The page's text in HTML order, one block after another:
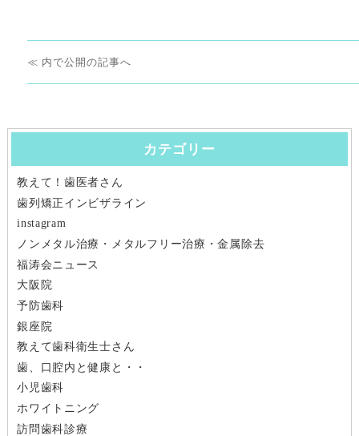
投
稿
ナ
ゲ
ー
シ
ョ
ン
内で公開
カテゴリー
教えて！歯医者さん
歯列矯正インビザライン
instagram
ノンメタル治療・メタルフリー治療・金属除去
福涛会ニュース
大阪院
予防歯科
銀座院
教えて歯科衛生士さん
歯、口腔内と健康と・・
小児歯科
ホワイトニング
訪問歯科診療